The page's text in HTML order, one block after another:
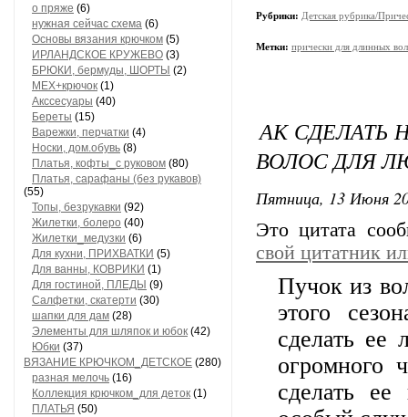
о пряже (6)
нужная сейчас схема (6)
Основы вязания крючком (5)
ИРЛАНДСКОЕ КРУЖЕВО (3)
БРЮКИ, бермуды, ШОРТЫ (2)
МЕХ+крючок (1)
Акссесуары (40)
Береты (15)
Варежки, перчатки (4)
Носки, дом.обувь (8)
Платья, кофты_с руковом (80)
Платья, сарафаны (без рукавов)
(55)
Топы, безрукавки (92)
Жилетки, болеро (40)
Жилетки_медузки (6)
Для кухни, ПРИХВАТКИ (5)
Для ванны, КОВРИКИ (1)
Для гостиной, ПЛЕДЫ (9)
Салфетки, скатерти (30)
шапки для дам (28)
Элементы для шляпок и юбок (42)
Юбки (37)
ВЯЗАНИЕ КРЮЧКОМ_ДЕТСКОЕ (280)
разная мелочь (16)
Коллекция крючком_для деток (1)
ПЛАТЬЯ (50)
Рубрики: Детская рубрика/
Метки: прически для длинных
АК СДЕЛАТЬ
ВОЛОС ДЛЯ
Пятница, 13 Июня
Это цитата
свой цитатник
Пучок из
этого
сделать
огромного
сделать